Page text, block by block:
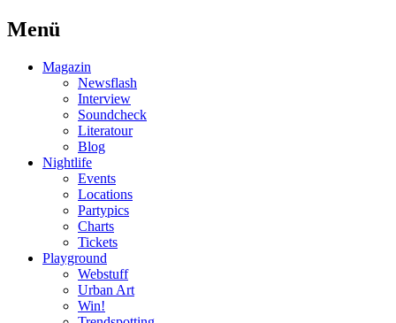
Menü
Magazin
Newsflash
Interview
Soundcheck
Literatour
Blog
Nightlife
Events
Locations
Partypics
Charts
Tickets
Playground
Webstuff
Urban Art
Win!